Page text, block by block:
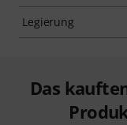
Legierung
Das